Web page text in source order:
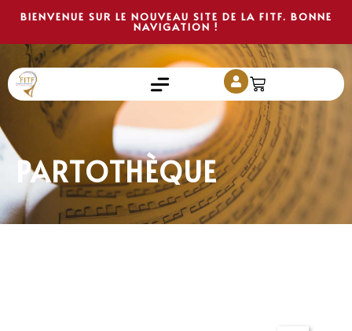
BIENVENUE SUR LE NOUVEAU SITE DE LA FITF. BONNE
NAVIGATION !
PARTOTHÈQUE